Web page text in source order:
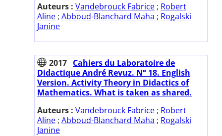
Auteurs : Vandebrouck Fabrice ; Robert
Aline ; Abboud-Blanchard Maha ; Rogalski
Janine
2017 Cahiers du Laboratoire de
Didactique André Revuz. N° 18. English
Version. Activity Theory in Didactics of
Mathematics. What is taken as shared.
Auteurs : Vandebrouck Fabrice ; Robert
Aline ; Abboud-Blanchard Maha ; Rogalski
Janine